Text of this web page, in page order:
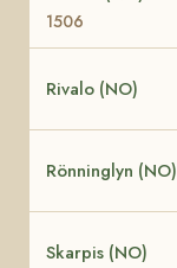
1506
Rivalo (NO)
Rönninglyn (NO)
Skarpis (NO)